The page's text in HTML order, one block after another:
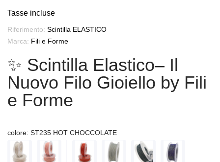
Tasse incluse
Riferimento: Scintilla ELASTICO
Marca: Fili e Forme
✨ Scintilla Elastico– Il
Nuovo Filo Gioiello by Fili
e Forme
colore: ST235 HOT CHOCCOLATE